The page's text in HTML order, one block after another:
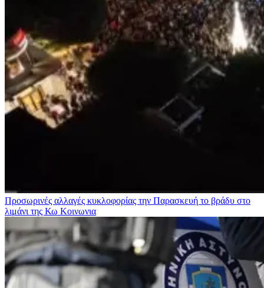
Προσωρινές αλλαγές κυκλοφορίας την Παρασκευή το βράδυ στο
λιμάνι της Κω Κοινωνια